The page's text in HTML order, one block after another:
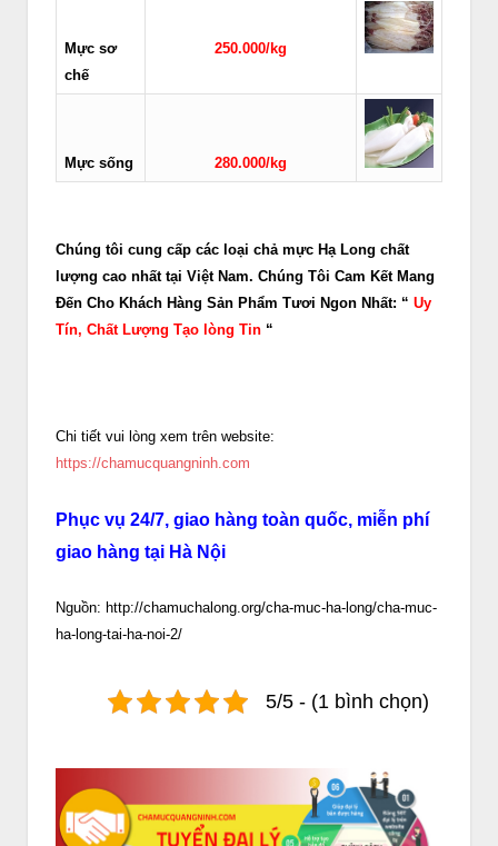
Mực sơ
chế
250.000/kg
Mực sống 280.000/kg
Chúng tôi cung cấp các loại chả mực Hạ Long chất
lượng cao nhất tại Việt Nam. Chúng Tôi Cam Kết Mang
Đến Cho Khách Hàng Sản Phẩm Tươi Ngon Nhất: “ Uy
Tín, Chất Lượng Tạo lòng Tin “
Chi tiết vui lòng xem trên website:
https://chamucquangninh.com
Phục vụ 24/7, giao hàng toàn quốc, miễn phí
giao hàng tại Hà Nội
Nguồn: http://chamuchalong.org/cha-muc-ha-long/cha-muc-
ha-long-tai-ha-noi-2/
5/5 - (1 bình chọn)